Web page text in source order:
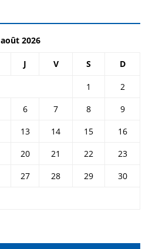
août 2026
J V S D
1
2
6 7 8
9
13 14 15
16
20 21 22
23
27 28 29
30